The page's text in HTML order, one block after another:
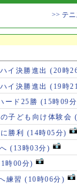
>> テニ
イ決勝進出 (20時
イ決勝進出 (19時
ード25勝 (15時09
子ども向け体験会
勝利 (14時05分)
(13時03分)
時00分)
練習 (10時06分)